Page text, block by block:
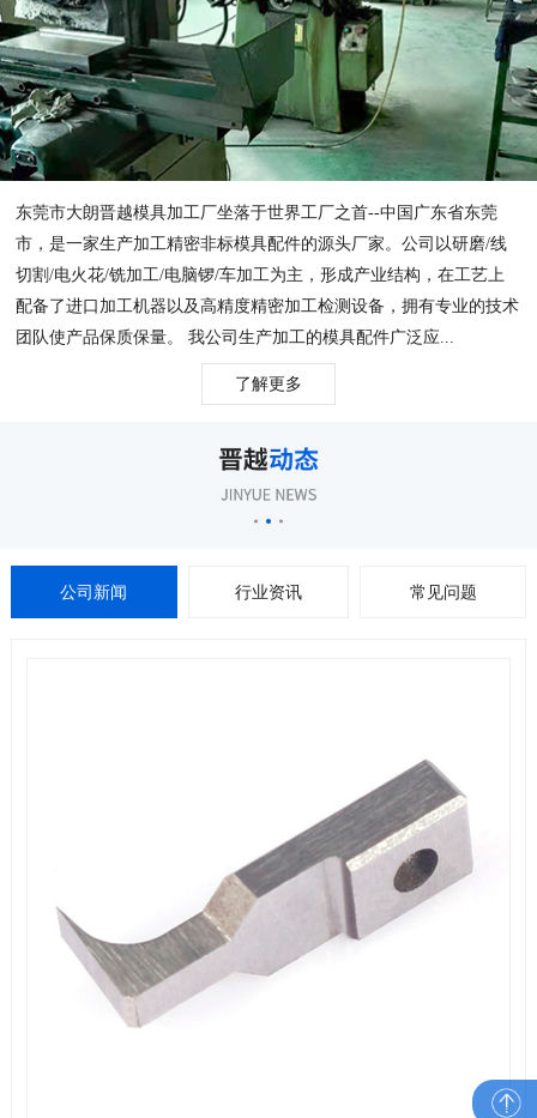
东莞市大朗晋越模具加工厂坐落于世界工厂之首--中国广东省东莞
市，是一家生产加工精密非标模具配件的源头厂家。公司以研磨/线
切割/电火花/铣加工/电脑锣/车加工为主，形成产业结构，在工艺上
配备了进口加工机器以及高精度精密加工检测设备，拥有专业的技术
团队使产品保质保量。 我公司生产加工的模具配件广泛应...
了解更多
公司新闻 行业资讯 常见问题